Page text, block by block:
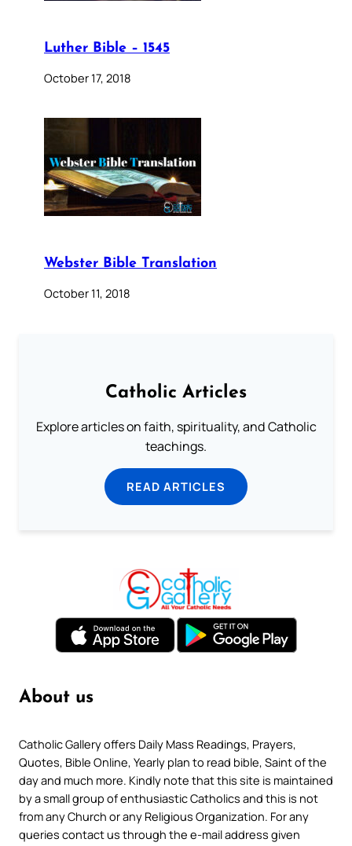
Luther Bible – 1545
October 17, 2018
Webster Bible Translation
October 11, 2018
Catholic Articles
Explore articles on faith, spirituality, and Catholic
teachings.
READ ARTICLES
About us
Catholic Gallery offers Daily Mass Readings, Prayers,
Quotes, Bible Online, Yearly plan to read bible, Saint of the
day and much more. Kindly note that this site is maintained
by a small group of enthusiastic Catholics and this is not
from any Church or any Religious Organization. For any
queries contact us through the e-mail address given